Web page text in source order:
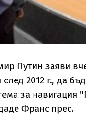
Путин заяви
2012 г., да
за навигация
Франс прес.